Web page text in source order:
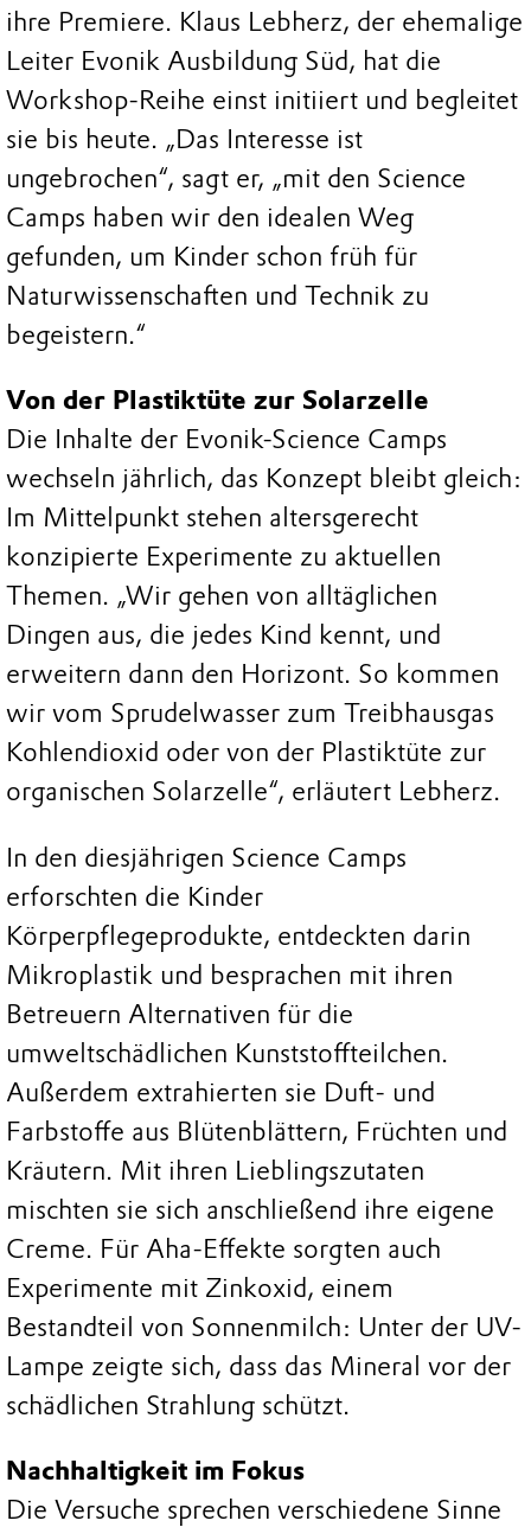
ihre Premiere. Klaus Lebherz, der ehemalige
Leiter Evonik Ausbildung Süd, hat die
Workshop-Reihe einst initiiert und begleitet
sie bis heute. „Das Interesse ist
ungebrochen“, sagt er, „mit den Science
Camps haben wir den idealen Weg
gefunden, um Kinder schon früh für
Naturwissenschaften und Technik zu
begeistern.“
Von der Plastiktüte zur Solarzelle
Die Inhalte der Evonik-Science Camps
wechseln jährlich, das Konzept bleibt gleich:
Im Mittelpunkt stehen altersgerecht
konzipierte Experimente zu aktuellen
Themen. „Wir gehen von alltäglichen
Dingen aus, die jedes Kind kennt, und
erweitern dann den Horizont. So kommen
wir vom Sprudelwasser zum Treibhausgas
Kohlendioxid oder von der Plastiktüte zur
organischen Solarzelle“, erläutert Lebherz.
In den diesjährigen Science Camps
erforschten die Kinder
Körperpflegeprodukte, entdeckten darin
Mikroplastik und besprachen mit ihren
Betreuern Alternativen für die
umweltschädlichen Kunststoffteilchen.
Außerdem extrahierten sie Duft- und
Farbstoffe aus Blütenblättern, Früchten und
Kräutern. Mit ihren Lieblingszutaten
mischten sie sich anschließend ihre eigene
Creme. Für Aha-Effekte sorgten auch
Experimente mit Zinkoxid, einem
Bestandteil von Sonnenmilch: Unter der UV-
Lampe zeigte sich, dass das Mineral vor der
schädlichen Strahlung schützt.
Nachhaltigkeit im Fokus
Die Versuche sprechen verschiedene Sinne